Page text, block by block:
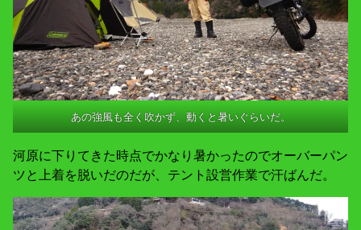
あの強風も全く吹かず、動くと暑いぐらいだ。
河原に下りてきた時点でかなり暑かったのでオーバーパン
ツと上着を脱いだのだが、テント設営作業で汗ばんだ。